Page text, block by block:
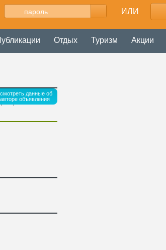
ИЛИ
Отдых Туризм Акции
смотреть данные об
авторе объявления
10,